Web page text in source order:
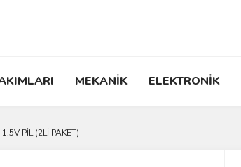
MEKANİK ELEKTRONİK
PİL (2Lİ PAKET)